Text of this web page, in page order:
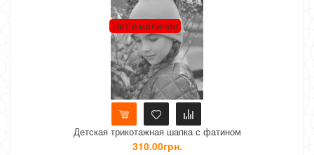
Нет в наличии
Детская трикотажная шапка с фатином
310.00грн.